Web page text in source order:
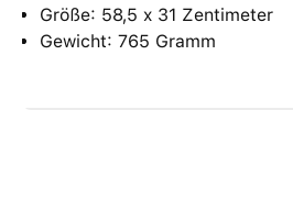
Größe: 58,5 x 31 Zentimeter
Gewicht: 765 Gramm